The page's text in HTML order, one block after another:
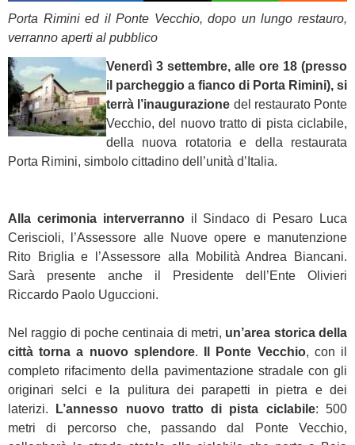
Porta Rimini ed il Ponte Vecchio, dopo un lungo restauro,
verranno aperti al pubblico
Venerdì 3 settembre, alle ore 18 (presso
il parcheggio a fianco di Porta Rimini), si
terrà l’inaugurazione del restaurato Ponte
Vecchio, del nuovo tratto di pista ciclabile,
della nuova rotatoria e della restaurata
Porta Rimini, simbolo cittadino dell’unità d’Italia.
Alla cerimonia interverranno il Sindaco di Pesaro Luca
Ceriscioli, l’Assessore alle Nuove opere e manutenzione
Rito Briglia e l’Assessore alla Mobilità Andrea Biancani.
Sarà presente anche il Presidente dell’Ente Olivieri
Riccardo Paolo Uguccioni.
Nel raggio di poche centinaia di metri, un’area storica della
città torna a nuovo splendore. Il Ponte Vecchio, con il
completo rifacimento della pavimentazione stradale con gli
originari selci e la pulitura dei parapetti in pietra e dei
laterizi.
L’annesso nuovo tratto di pista ciclabile: 500
metri di percorso che, passando dal Ponte Vecchio,